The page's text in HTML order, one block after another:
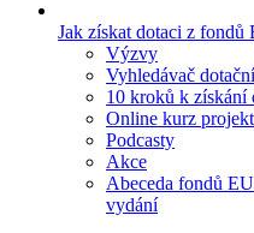
Jak získat dotaci z fondů
Výzvy
Vyhledávač
10 kroků k získání
Online kurz
Podcasty
Akce
Abeceda fondů
vydání